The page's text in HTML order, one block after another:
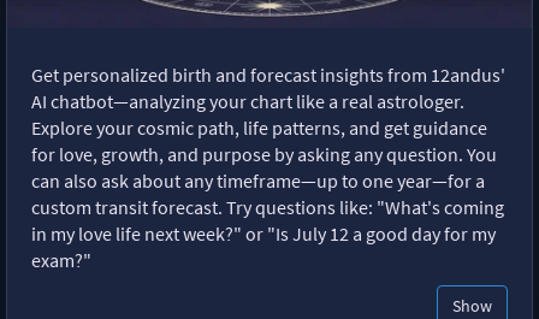
Get personalized birth and forecast insights from 12andus'
AI chatbot—analyzing your chart like a real astrologer.
Explore your cosmic path, life patterns, and get guidance
for love, growth, and purpose by asking any question. You
can also ask about any timeframe—up to one year—for a
custom transit forecast. Try questions like: "What's coming
in my love life next week?" or "Is July 12 a good day for my
exam?"
Show